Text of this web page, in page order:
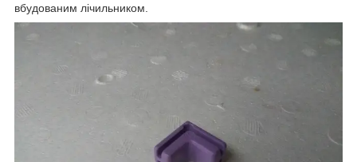
вбудованим лічильником.